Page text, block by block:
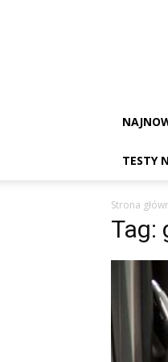
TESTY
Strona
Tag: